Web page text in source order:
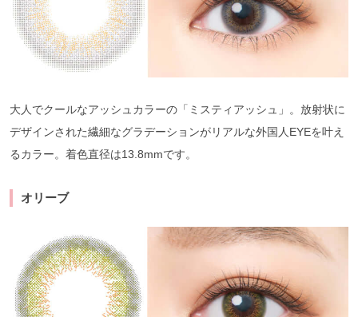
大人でクールなアッシュカラーの「ミスティアッシュ」。放射状に
デザインされた繊細なグラデーションがリアルな外国人EYEを叶え
るカラー。着色直径は13.8mmです。
オリーブ